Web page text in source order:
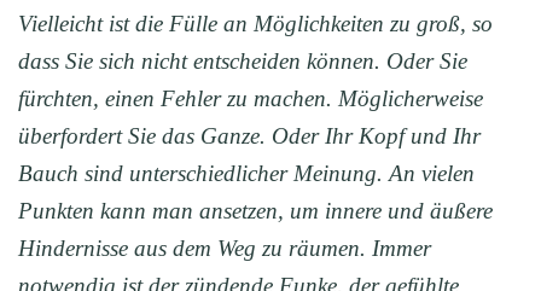
Vielleicht ist die Fülle an Möglichkeiten zu groß, so
dass Sie sich nicht entscheiden können. Oder Sie
fürchten, einen Fehler zu machen. Möglicherweise
überfordert Sie das Ganze. Oder Ihr Kopf und Ihr
Bauch sind unterschiedlicher Meinung. An vielen
Punkten kann man ansetzen, um innere und äußere
Hindernisse aus dem Weg zu räumen. Immer
notwendig ist der zündende Funke, der gefühlte